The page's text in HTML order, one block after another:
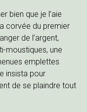
bien que je l’aie
corvée du premier
de l’argent,
moustiques, une
emplettes
insista pour
de se plaindre tout